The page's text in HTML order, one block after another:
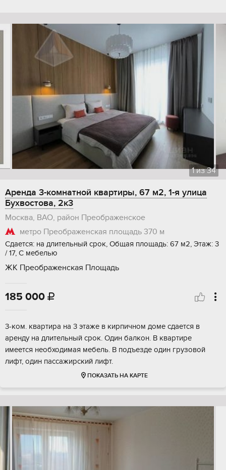
1из34
Аренда 3-комнатной квартиры, 67 м2, 1-я улица
Бухвостова, 2к3
Москва, ВАО, район Преображенское
метро Преображенская площадь 370 м
Сдается: на длительный срок, Общая площадь: 67 м2, Этаж: 3
/ 17, С мебелью
ЖК Преображенская Площадь
185 000 
3-ком. квартира на 3 этаже в кирпичном доме сдается в
аренду на длительный срок. Один балкон. В квартире
имеется необходимая мебель. В подъезде один грузовой
лифт, один пассажирский лифт.
ПОКАЗАТЬ НА КАРТЕ